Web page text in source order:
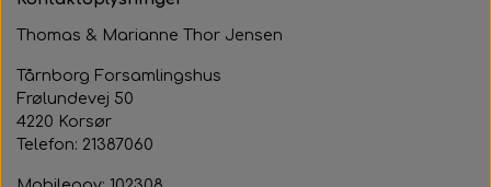
Thomas & Marianne Thor Jensen
Tårnborg Forsamlingshus
Frølundevej 50
4220 Korsør
Telefon: 21387060